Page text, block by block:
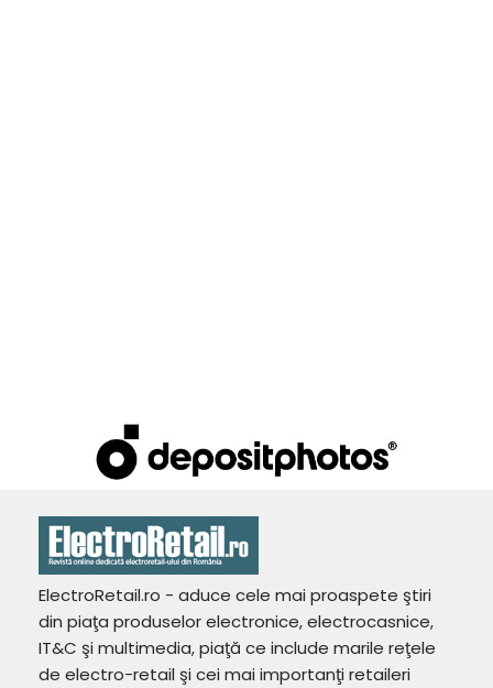
ElectroRetail.ro - aduce cele mai proaspete ştiri
din piaţa produselor electronice, electrocasnice,
IT&C şi multimedia, piaţă ce include marile reţele
de electro-retail şi cei mai importanţi retaileri